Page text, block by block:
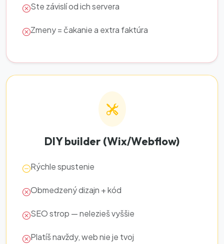
Ste závislí od ich servera
Zmeny = čakanie a extra faktúra
DIY builder (Wix/Webflow)
Rýchle spustenie
Obmedzený dizajn + kód
SEO strop — nelezieš vyššie
Platíš navždy, web nie je tvoj